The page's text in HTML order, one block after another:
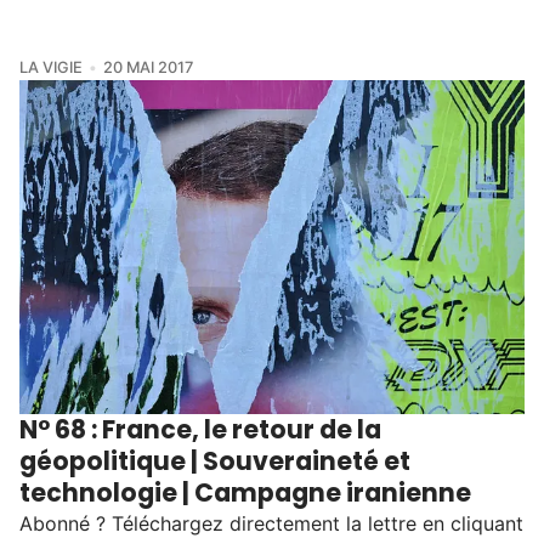
LA VIGIE 20 MAI 2017
N° 68 : France, le retour de la
géopolitique | Souveraineté et
technologie | Campagne iranienne
Abonné ? Téléchargez directement la lettre en cliquant